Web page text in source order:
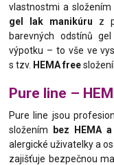
vlastnostmi a
gel lak manikúru z
barevných odstínů
výpotku – to vše ve
s tzv. HEMA free
Pure line –
Pure line jsou
složením
bez HEMA
alergické uživatelky a
zajišťuje bezpečnou